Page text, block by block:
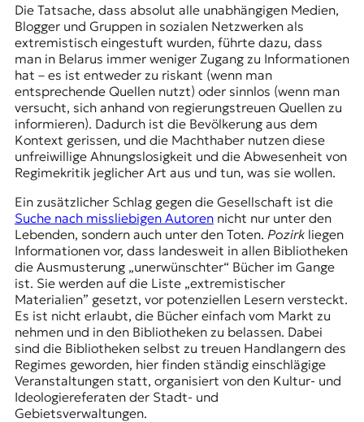
Die Tatsache, dass absolut alle unabhängigen Medien,
Blogger und Gruppen in sozialen Netzwerken als
extremistisch eingestuft wurden, führte dazu, dass
man in Belarus immer weniger Zugang zu Informationen
hat – es ist entweder zu riskant (wenn man
entsprechende Quellen nutzt) oder sinnlos (wenn man
versucht, sich anhand von regierungstreuen Quellen zu
informieren). Dadurch ist die Bevölkerung aus dem
Kontext gerissen, und die Machthaber nutzen diese
unfreiwillige Ahnungslosigkeit und die Abwesenheit von
Regimekritik jeglicher Art aus und tun, was sie wollen.
Ein zusätzlicher Schlag gegen die Gesellschaft ist die
Suche nach missliebigen Autorennicht nur unter den
Lebenden, sondern auch unter den Toten. Pozirkliegen
Informationen vor, dass landesweit in allen Bibliotheken
die Ausmusterung „unerwünschter“ Bücher im Gange
ist. Sie werden auf die Liste „extremistischer
Materialien” gesetzt, vor potenziellen Lesern versteckt.
Es ist nicht erlaubt, die Bücher einfach vom Markt zu
nehmen und in den Bibliotheken zu belassen. Dabei
sind die Bibliotheken selbst zu treuen Handlangern des
Regimes geworden, hier finden ständig einschlägige
Veranstaltungen statt, organisiert von den Kultur- und
Ideologiereferaten der Stadt- und
Gebietsverwaltungen.